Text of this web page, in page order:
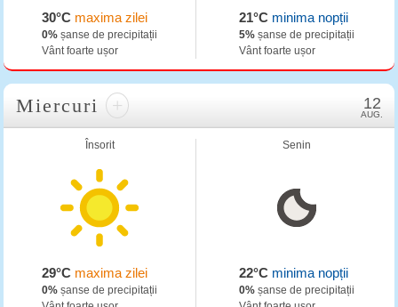
30°C maxima zilei
0% șanse de precipitații
Vânt foarte ușor
21°Cminima nopții
5%șanse de precipitații
Vânt foarte ușor
Miercuri + 12
AUG.
Însorit
29°C maxima zilei
0% șanse de precipitații
Senin
22°Cminima nopții
0%șanse de precipitații